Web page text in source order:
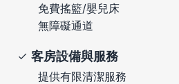
免費搖籃/嬰兒床
無障礙通道
客房設備與服務
提供有限清潔服務